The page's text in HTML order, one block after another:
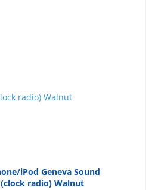
iPod Geneva Sound
radio) Walnut